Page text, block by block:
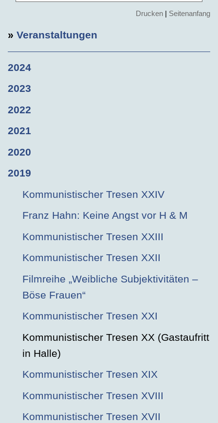
Drucken | Seitenanfang
» Veranstaltungen
2024
2023
2022
2021
2020
2019
Kommunistischer Tresen XXIV
Franz Hahn: Keine Angst vor H & M
Kommunistischer Tresen XXIII
Kommunistischer Tresen XXII
Filmreihe „Weibliche Subjektivitäten –
Böse Frauen“
Kommunistischer Tresen XXI
Kommunistischer Tresen XX (Gastaufritt
in Halle)
Kommunistischer Tresen XIX
Kommunistischer Tresen XVIII
Kommunistischer Tresen XVII